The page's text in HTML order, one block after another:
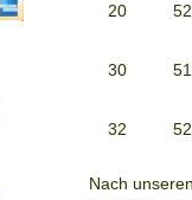
20 52
30 51
32 52
Nach